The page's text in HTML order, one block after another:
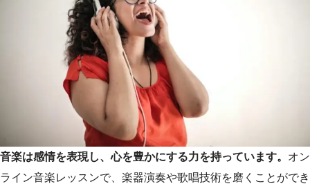
音楽は感情を表現し、心を豊かにする力を持っています。 オン
ライン音楽レッスンで、楽器演奏や歌唱技術を磨くことができ